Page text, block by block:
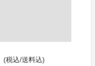
(税込/送料込)